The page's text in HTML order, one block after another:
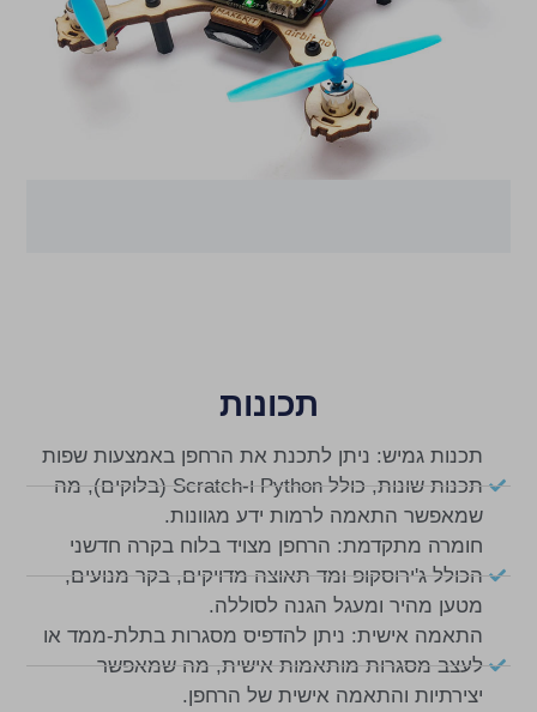
תכונות
תכנות גמיש: ניתן לתכנת את הרחפן באמצעות שפות
תכנות שונות, כולל Python ו-Scratch (בלוקים), מה
שמאפשר התאמה לרמות ידע מגוונות.
חומרה מתקדמת: הרחפן מצויד בלוח בקרה חדשני
הכולל ג'ירוסקופ ומד תאוצה מדויקים, בקר מנועים,
מטען מהיר ומעגל הגנה לסוללה.
התאמה אישית: ניתן להדפיס מסגרות בתלת-ממד או
לעצב מסגרות מותאמות אישית, מה שמאפשר
יצירתיות והתאמה אישית של הרחפן.